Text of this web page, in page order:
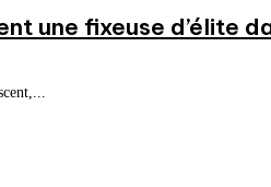
une fixeuse d’élite